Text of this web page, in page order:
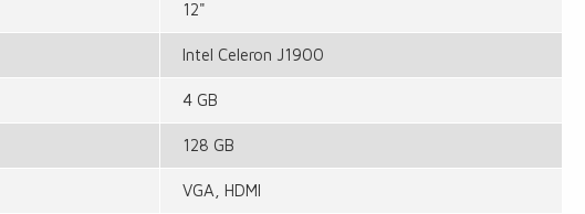
12"
Intel Celeron J1900
4 GB
128 GB
VGA, HDMI